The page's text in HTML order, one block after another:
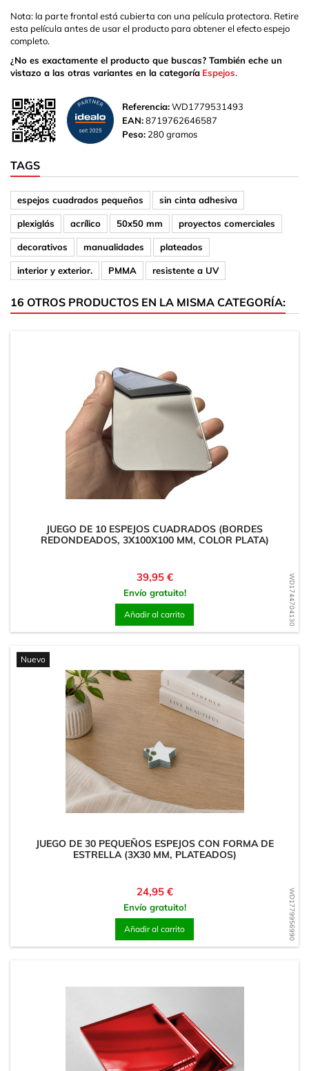
Nota: la parte frontal está cubierta con una película protectora. Retire
esta película antes de usar el producto para obtener el efecto espejo
completo.
¿No es exactamente el producto que buscas? También eche un
vistazo a las otras variantes en la categoría Espejos.
Referencia:WD1779531493
EAN:8719762646587
Peso: 280 gramos
TAGS
espejos cuadrados pequeños sin cinta adhesiva
plexiglás acrílico 50x50 mm proyectos comerciales
decorativos manualidades plateados
interior y exterior. PMMA resistente a UV
16 OTROS PRODUCTOS EN LA MISMA CATEGORÍA:
WD1744704130
JUEGO DE 10 ESPEJOS CUADRADOS (BORDES
REDONDEADOS, 3X100X100 MM, COLOR PLATA)
Precio
39,95 €
Envío gratuito!
Añadir al carrito
WD1779956990
Nuevo
JUEGO DE 30 PEQUEÑOS ESPEJOS CON FORMA DE
ESTRELLA (3X30 MM, PLATEADOS)
Precio
24,95 €
Envío gratuito!
Añadir al carrito